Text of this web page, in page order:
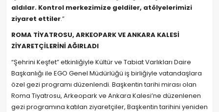
aldılar. Kontrol merkezimize geldiler, atölyelerimizi
ziyaret ettiler.”
ROMA TİYATROSU, ARKEOPARK VE ANKARA KALESİ
ZİYARETÇİLERİNİ AĞIRLADI
“Şehrini Keşfet” etkinliğiyle Kültür ve Tabiat Varlıkları Daire
Başkanlığı ile EGO Genel Müdürlüğü iş birliğiyle vatandaşlara
özel gezi programı düzenlendi. Başkentin tarihi mirası olan
Roma Tiyatrosu, Arkeopark ve Ankara Kalesi’ne düzenlenen
gezi programına katılan ziyaretçiler, Başkentin tarihini yeniden